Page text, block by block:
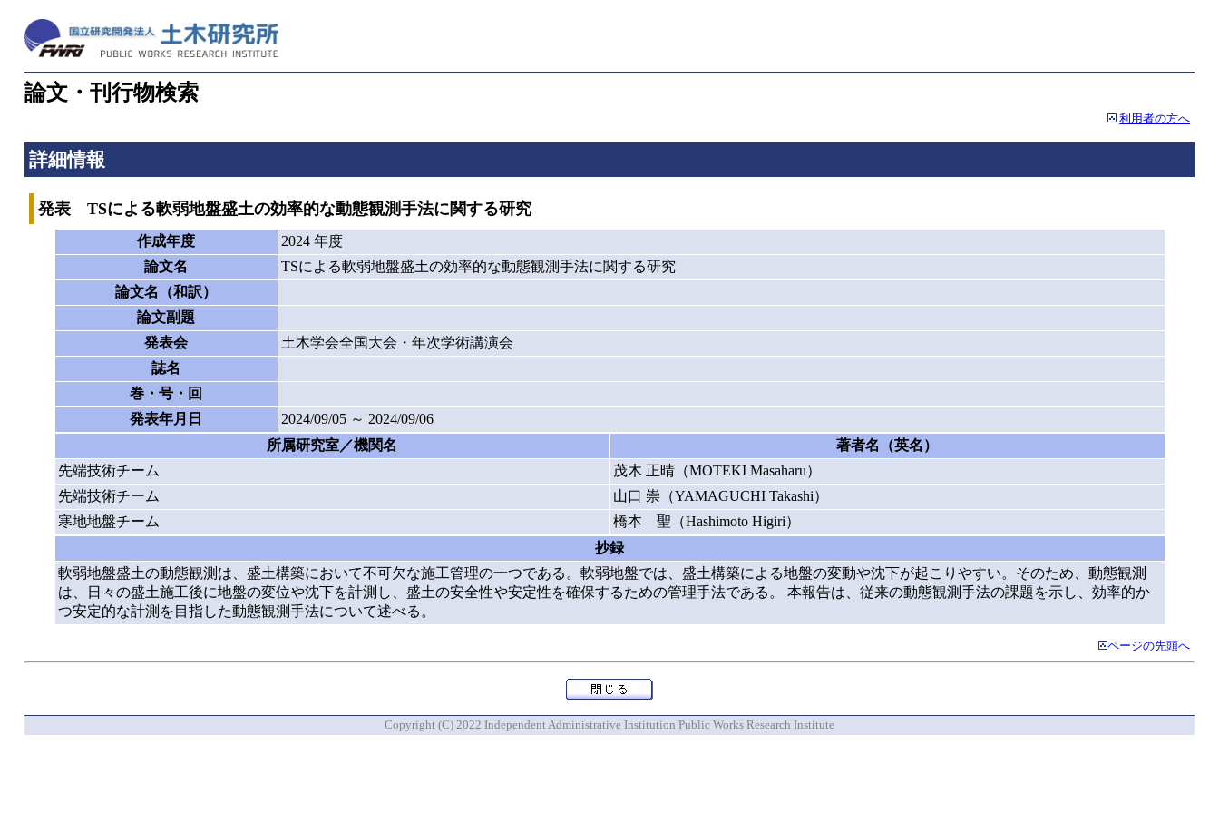
論文・刊行物検索
利用者の方へ
詳細情報
発表 TSによる軟弱地盤盛土の効率的な動態観測手法に関する研究
作成年度
2024 年度
論文名
TSによる軟弱地盤盛土の効率的な動態観測手法に関する研究
論文名（和訳）
論文副題
発表会
土木学会全国大会・年次学術講演会
誌名
巻・号・回
発表年月日
2024/09/05 ～ 2024/09/06
所属研究室／機関名
著者名（英名）
先端技術チーム
茂木 正晴（MOTEKI Masaharu）
先端技術チーム
山口 崇（YAMAGUCHI Takashi）
寒地地盤チーム
橋本 聖（Hashimoto Higiri）
抄録
軟弱地盤盛土の動態観測は、盛土構築において不可欠な施工管理の一つである。軟弱地盤では、盛土構築による地盤の変動や沈下が起こりやすい。そのため、動態観測
は、日々の盛土施工後に地盤の変位や沈下を計測し、盛土の安全性や安定性を確保するための管理手法である。 本報告は、従来の動態観測手法の課題を示し、効率的か
つ安定的な計測を目指した動態観測手法について述べる。
ページの先頭へ
Copyright (C) 2022 Independent Administrative Institution Public Works Research Institute